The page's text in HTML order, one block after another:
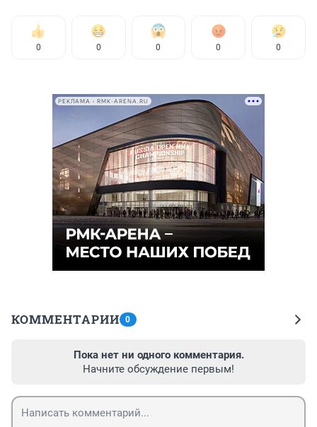
0 0 0 0 0
РЕКЛАМА • RMK-ARENA.RU
КОММЕНТАРИИ 0
Пока нет ни одного комментария.
Начните обсуждение первым!